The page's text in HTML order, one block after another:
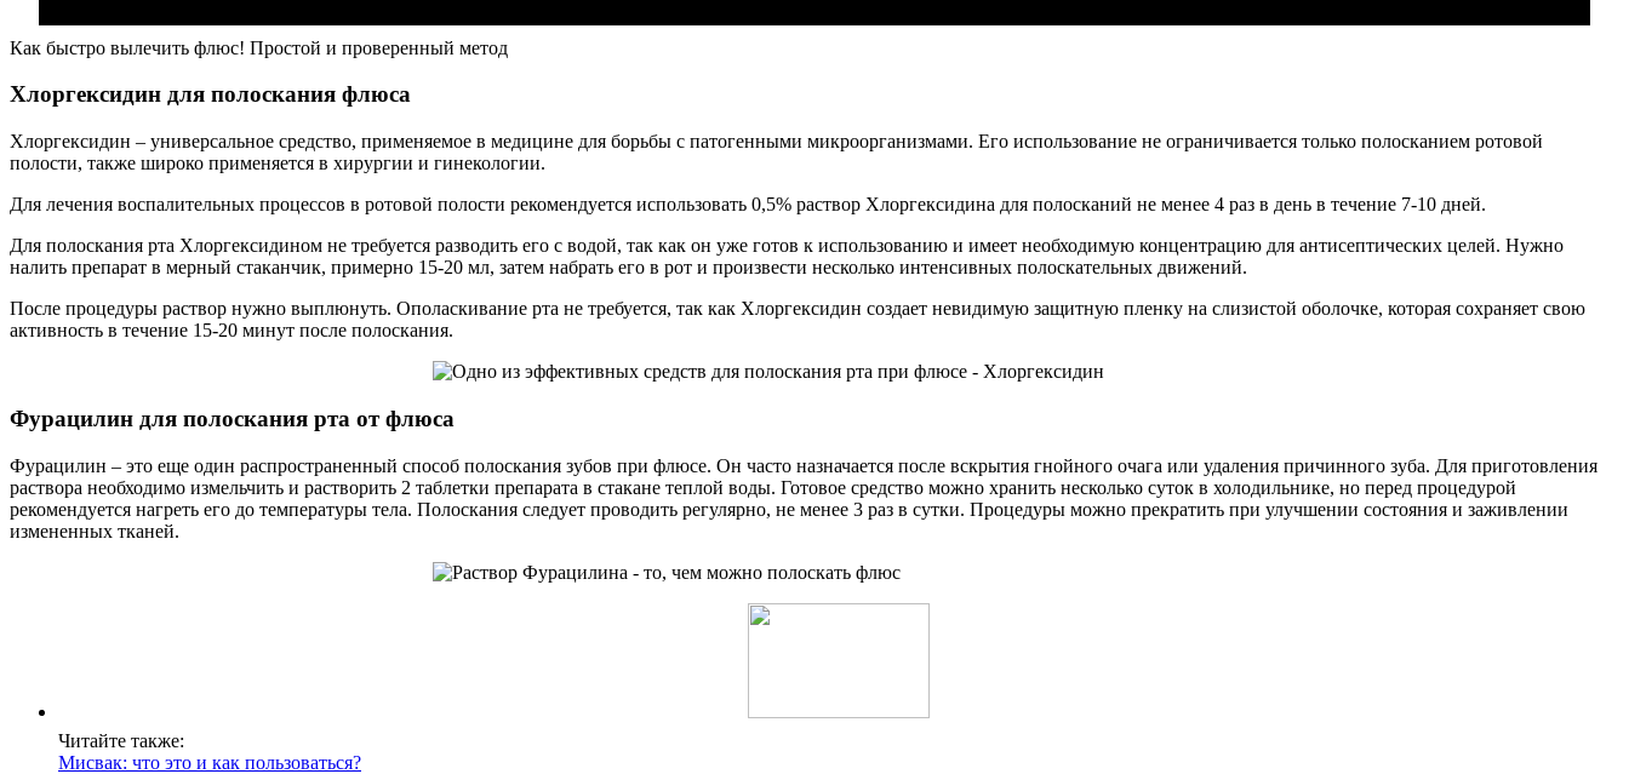
Как быстро вылечить флюс! Простой и проверенный метод
Хлоргексидин для полоскания флюса
Хлоргексидин – универсальное средство, применяемое в медицине для борьбы с патогенными микроорганизмами. Его использование не ограничивается только полосканием ротовой
полости, также широко применяется в хирургии и гинекологии.
Для лечения воспалительных процессов в ротовой полости рекомендуется использовать 0,5% раствор Хлоргексидина для полосканий не менее 4 раз в день в течение 7-10 дней.
Для полоскания рта Хлоргексидином не требуется разводить его с водой, так как он уже готов к использованию и имеет необходимую концентрацию для антисептических целей. Нужно
налить препарат в мерный стаканчик, примерно 15-20 мл, затем набрать его в рот и произвести несколько интенсивных полоскательных движений.
После процедуры раствор нужно выплюнуть. Ополаскивание рта не требуется, так как Хлоргексидин создает невидимую защитную пленку на слизистой оболочке, которая сохраняет свою
активность в течение 15-20 минут после полоскания.
Фурацилин для полоскания рта от флюса
Фурацилин – это еще один распространенный способ полоскания зубов при флюсе. Он часто назначается после вскрытия гнойного очага или удаления причинного зуба. Для приготовления
раствора необходимо измельчить и растворить 2 таблетки препарата в стакане теплой воды. Готовое средство можно хранить несколько суток в холодильнике, но перед процедурой
рекомендуется нагреть его до температуры тела. Полоскания следует проводить регулярно, не менее 3 раз в сутки. Процедуры можно прекратить при улучшении состояния и заживлении
измененных тканей.
Читайте также:
Мисвак: что это и как пользоваться?